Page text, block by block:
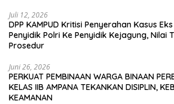
Juli 12, 2026
DPP KAMPUD Kritisi Penyerahan Kasus
Penyidik Polri Ke Penyidik Kejagung, Nilai
Prosedur
Juni 26, 2026
PERKUAT PEMBINAAN WARGA BINAAN
KELAS IIB AMPANA TEKANKAN DISIPLIN,
KEAMANAN